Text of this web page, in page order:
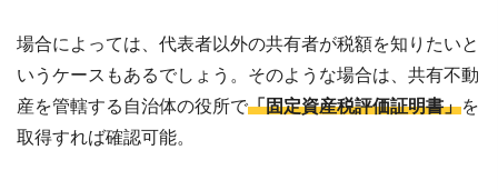
場合によっては、代表者以外の共有者が税額を知りたいと
いうケースもあるでしょう。そのような場合は、共有不動
産を管轄する自治体の役所で「固定資産税評価証明書」を
取得すれば確認可能。